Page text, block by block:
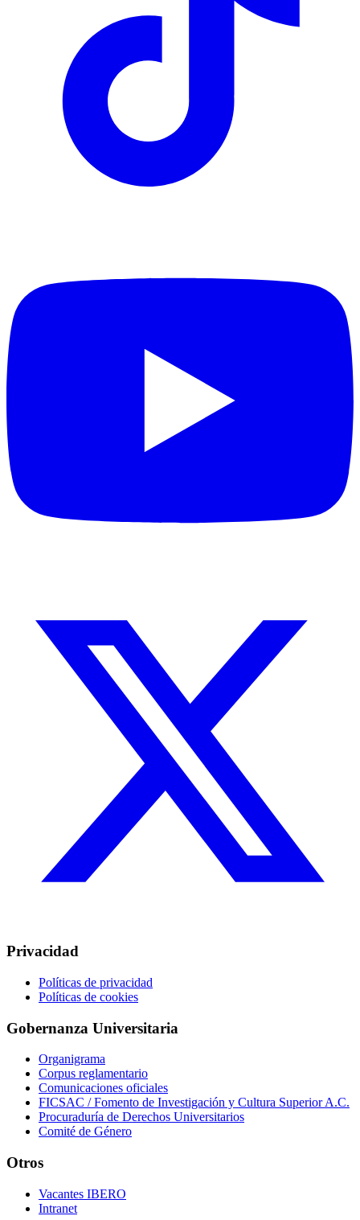
Privacidad
Políticas de privacidad
Políticas de cookies
Gobernanza Universitaria
Organigrama
Corpus reglamentario
Comunicaciones oficiales
FICSAC / Fomento de Investigación y Cultura Superior A.C.
Procuraduría de Derechos Universitarios
Comité de Género
Otros
Vacantes IBERO
Intranet